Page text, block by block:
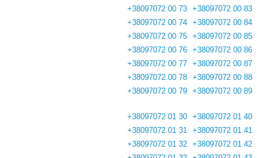
+38097072 00 73
+38097072 00 74
+38097072 00 75
+38097072 00 76
+38097072 00 77
+38097072 00 78
+38097072 00 79
+38097072 00 83
+38097072 00 84
+38097072 00 85
+38097072 00 86
+38097072 00 87
+38097072 00 88
+38097072 00 89
+38097072 01 30
+38097072 01 31
+38097072 01 32
+38097072 01 40
+38097072 01 41
+38097072 01 42